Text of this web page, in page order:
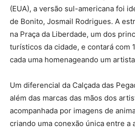
(EUA), a versão sul-americana foi
de Bonito, Josmail Rodrigues. A
na Praça da Liberdade, um dos
turísticos da cidade, e contará com
cada uma homenageando um
Um diferencial da Calçada das
além das marcas das mãos dos
acompanhada por imagens de
criando uma conexão única entre a